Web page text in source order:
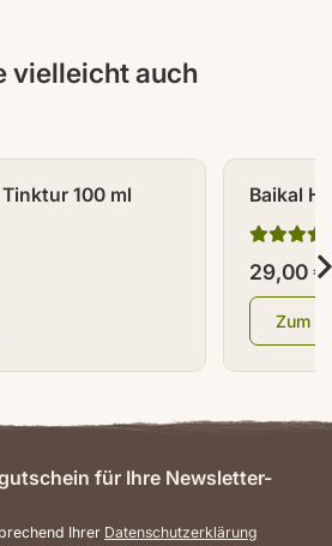
vielleicht auch
100 ml Baikal
29,00 €*
Zum
für Ihre Newsletter-
Ihrer Datenschutzerklärung